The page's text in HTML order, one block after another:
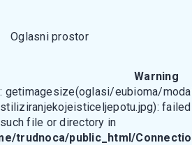
Oglasni prostor
Warning
: getimagesize(oglasi/eubioma/
stiliziranjekojeisticeljepotu.jpg):
such file or directory in
trudnoca/public_html/